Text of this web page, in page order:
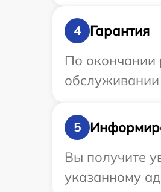
4
Гарантия
По окончании
обслуживании
5
Вы получите
указанному